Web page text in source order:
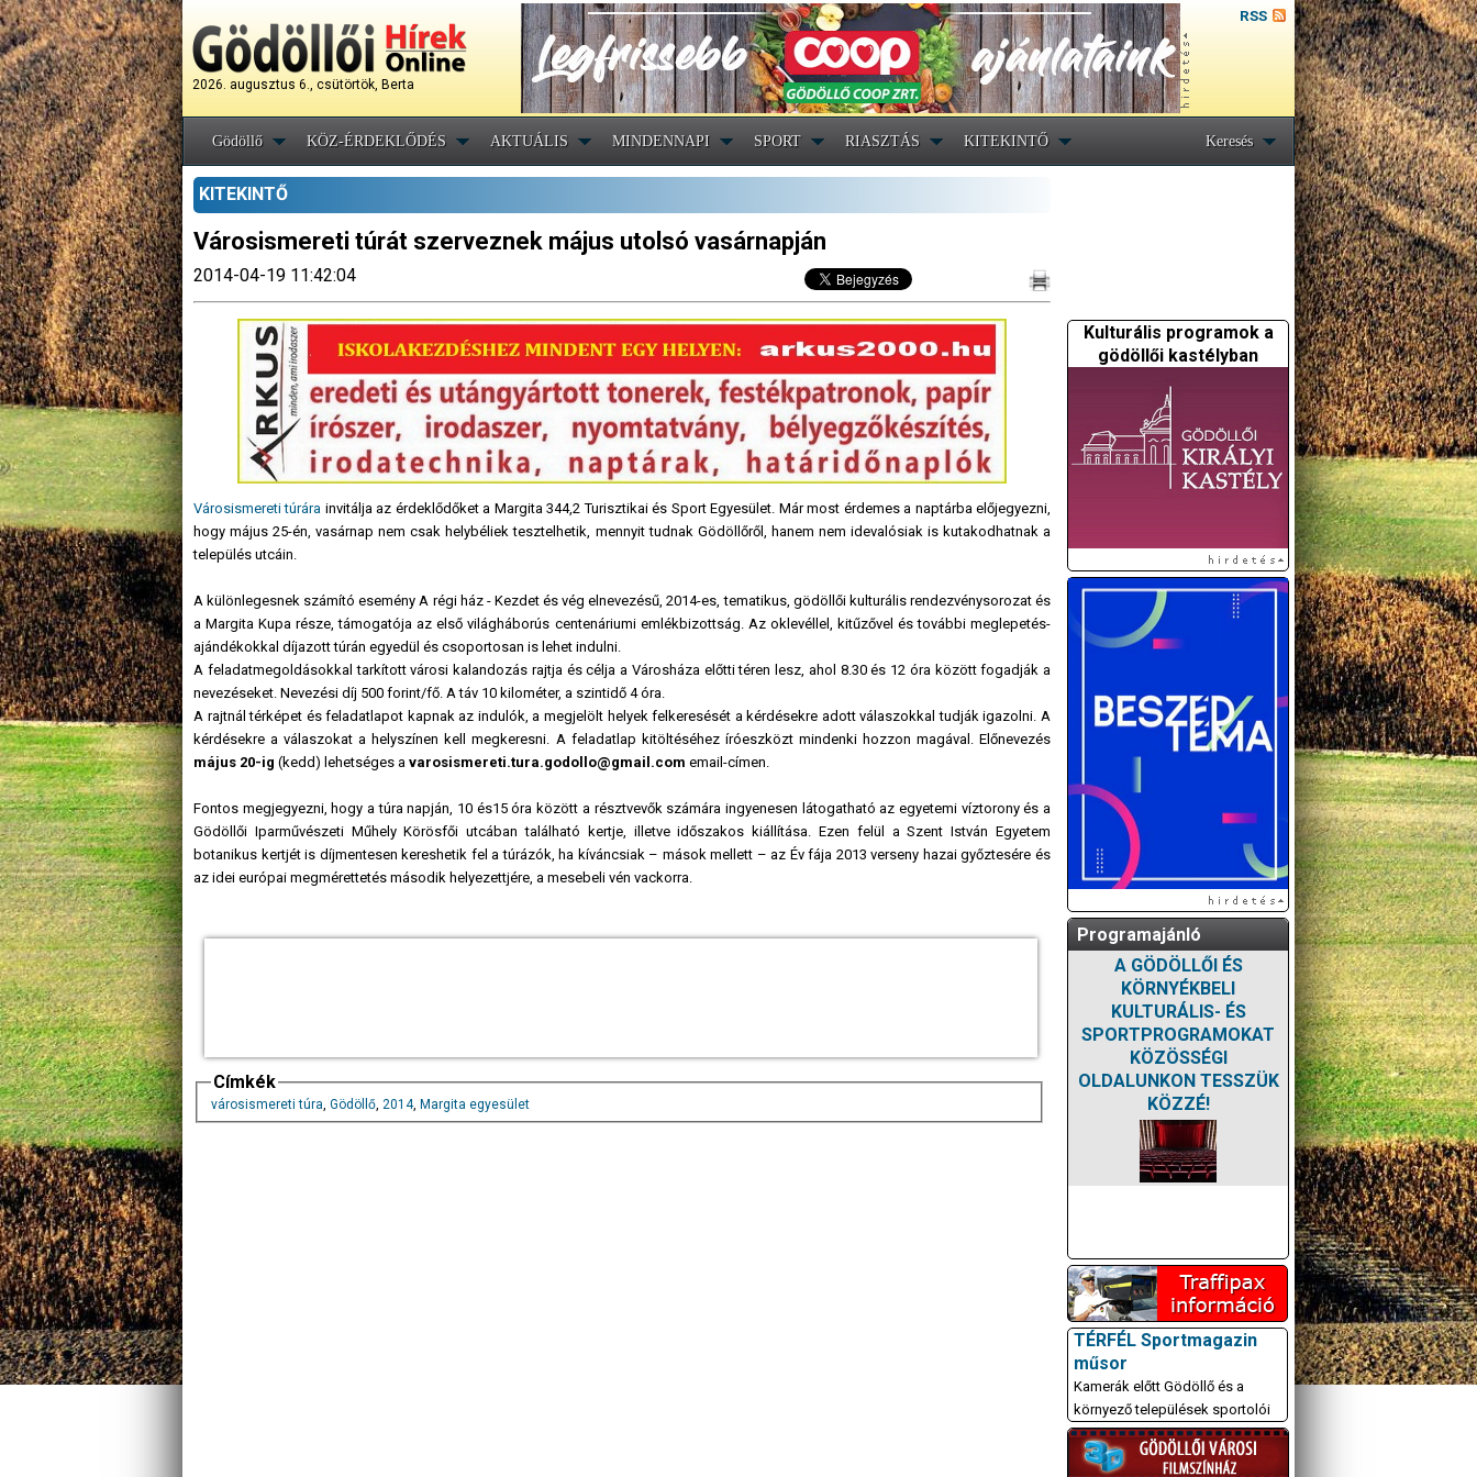
2026. augusztus 6., csütörtök, Berta
RSS
Gödöllő KÖZ-ÉRDEKLŐDÉS AKTUÁLIS MINDENNAPI SPORT RIASZTÁS KITEKINTŐ Keresés
KITEKINTŐ
Városismereti túrát szerveznek május utolsó vasárnapján
2014-04-19 11:42:04
Városismereti túrára invitálja az érdeklődőket a Margita 344,2 Turisztikai és Sport Egyesület. Már most érdemes a naptárba előjegyezni,
hogy május 25-én, vasárnap nem csak helybéliek tesztelhetik, mennyit tudnak Gödöllőről, hanem nem idevalósiak is kutakodhatnak a
település utcáin.
A különlegesnek számító esemény A régi ház - Kezdet és vég elnevezésű, 2014-es, tematikus, gödöllői kulturális rendezvénysorozat és
a Margita Kupa része, támogatója az első világháborús centenáriumi emlékbizottság. Az oklevéllel, kitűzővel és további meglepetés-
ajándékokkal díjazott túrán egyedül és csoportosan is lehet indulni.
A feladatmegoldásokkal tarkított városi kalandozás rajtja és célja a Városháza előtti téren lesz, ahol 8.30 és 12 óra között fogadják a
nevezéseket. Nevezési díj 500 forint/fő. A táv 10 kilométer, a szintidő 4 óra.
A rajtnál térképet és feladatlapot kapnak az indulók, a megjelölt helyek felkeresését a kérdésekre adott válaszokkal tudják igazolni. A
kérdésekre a válaszokat a helyszínen kell megkeresni. A feladatlap kitöltéséhez íróeszközt mindenki hozzon magával. Előnevezés
május 20-ig (kedd) lehetséges a varosismereti.tura.godollo@gmail.com email-címen.
Fontos megjegyezni, hogy a túra napján, 10 és15 óra között a résztvevők számára ingyenesen látogatható az egyetemi víztorony és a
Gödöllői Iparművészeti Műhely Körösfői utcában található kertje, illetve időszakos kiállítása. Ezen felül a Szent István Egyetem
botanikus kertjét is díjmentesen kereshetik fel a túrázók, ha kíváncsiak – mások mellett – az Év fája 2013 verseny hazai győztesére és
az idei európai megmérettetés második helyezettjére, a mesebeli vén vackorra.
Címkék
városismereti túra, Gödöllő, 2014, Margita egyesület
Kulturális programok a
gödöllői kastélyban
Programajánló
A GÖDÖLLŐI ÉS
KÖRNYÉKBELI
KULTURÁLIS- ÉS
SPORTPROGRAMOKAT
KÖZÖSSÉGI
OLDALUNKON TESSZÜK
KÖZZÉ!
TÉRFÉL Sportmagazin
műsor
Kamerák előtt Gödöllő és a
környező települések sportolói